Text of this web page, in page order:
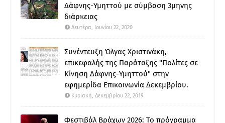
Δάφνης-Υμηττού με σύμβαση 3μηνης
διάρκειας
Δευτέρα, Ιουνίου 22, 2020
Συνέντευξη Όλγας Χριστινάκη,
επικεφαλής της Παράταξης "Πολίτες σε
Κίνηση Δάφνης-Υμηττού" στην
εφημερίδα Επικοινωνία Δεκεμβρίου.
Κυριακή, Δεκεμβρίου 22, 2019
Φεστιβάλ Βράχων 2026: Το πρόγραμμα